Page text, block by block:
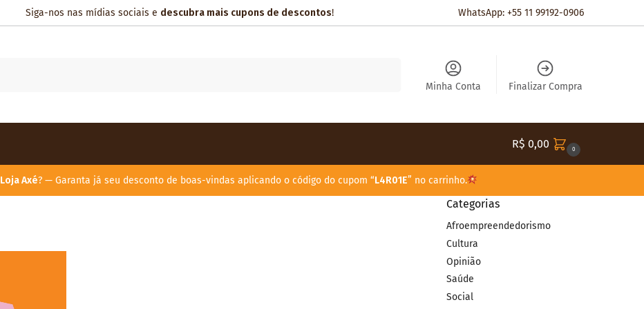
Siga-nos nas mídias sociais e descubra mais cupons de descontos! WhatsApp: +55 11 99192-0906
Minha Conta Finalizar Compra
R$ 0,00 0
Loja Axé? — Garanta já seu desconto de boas-vindas aplicando o código do cupom “L4R01E” no carrinho.
Categorias
Afroempreendedorismo
Cultura
Opinião
Saúde
Social